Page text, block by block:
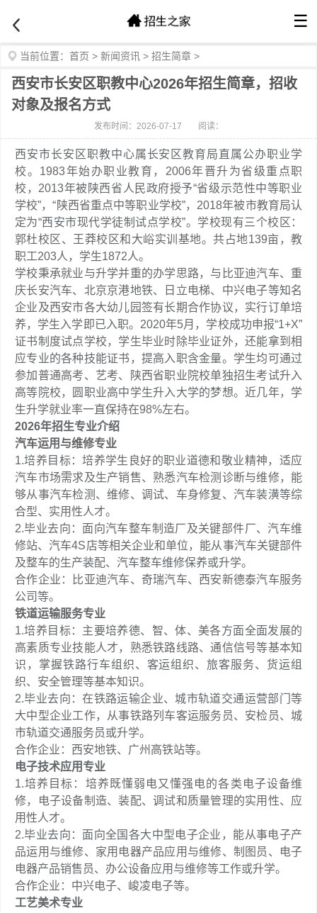
☰
当前位置： 首页 > 新闻资讯 > 招生简章 >
西安市长安区职教中心2026年招生简章，招收
对象及报名方式
发布时间：2026-07-17 阅读：
西安市长安区职教中心属长安区教育局直属公办职业学
校。1983年始办职业教育，2006年晋升为省级重点职
校，2013年被陕西省人民政府授予“省级示范性中等职业
学校”，“陕西省重点中等职业学校”，2018年被市教育局认
定为“西安市现代学徒制试点学校”。学校现有三个校区：
郭杜校区、王莽校区和大峪实训基地。共占地139亩，教
职工203人，学生1872人。
学校秉承就业与升学并重的办学思路，与比亚迪汽车、重
庆长安汽车、北京京港地铁、日立电梯、中兴电子等知名
企业及西安市各大幼儿园签有长期合作协议，实行订单培
养，学生入学即已入职。2020年5月，学校成功申报“1+X”
证书制度试点学校，学生毕业时除毕业证外，还能拿到相
应专业的各种技能证书，提高入职含金量。学生均可通过
参加普通高考、艺考、陕西省职业院校单独招生考试升入
高等院校，圆职业高中学生升入大学的梦想。近几年，学
生升学就业率一直保持在98%左右。
2026年招生专业介绍
汽车运用与维修专业
1.培养目标：培养学生良好的职业道德和敬业精神，适应
汽车市场需求及生产销售、熟悉汽车检测诊断与维修，能
够从事汽车检测、维修、调试、车身修复、汽车装潢等综
合型、实用性人才。
2.毕业去向：面向汽车整车制造厂及关键部件厂、汽车维
修站、汽车4S店等相关企业和单位，能从事汽车关键部件
及整车的生产装配、汽车整车维修保养或升学。
合作企业：比亚迪汽车、奇瑞汽车、西安新德泰汽车服务
公司等。
铁道运输服务专业
1.培养目标：主要培养德、智、体、美各方面全面发展的
高素质专业技能人才，熟悉铁路线路、通信信号等基本知
识，掌握铁路行车组织、客运组织、旅客服务、货运组
织、安全管理等基本知识。
2.毕业去向：在铁路运输企业、城市轨道交通运营部门等
大中型企业工作，从事铁路列车客运服务员、安检员、城
市轨道交通服务员或升学。
合作企业：西安地铁、广州高铁站等。
电子技术应用专业
1.培养目标：培养既懂弱电又懂强电的各类电子设备维
修，电子设备制造、装配、调试和质量管理的实用性、应
用性人才。
2.毕业去向：面向全国各大中型电子企业，能从事电子产
品运用与维修、家用电器产品应用与维修、制图员、电子
电器产品销售员、办公设备应用与维修等工作或升学。
合作企业：中兴电子、峻凌电子等。
工艺美术专业